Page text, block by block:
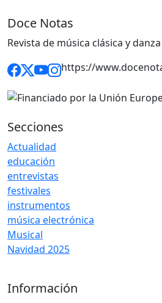
Doce Notas
Revista de música clásica y danza
https://
Secciones
Actualidad
educación
entrevistas
festivales
instrumentos
música electrónica
Musical
Navidad 2025
Información